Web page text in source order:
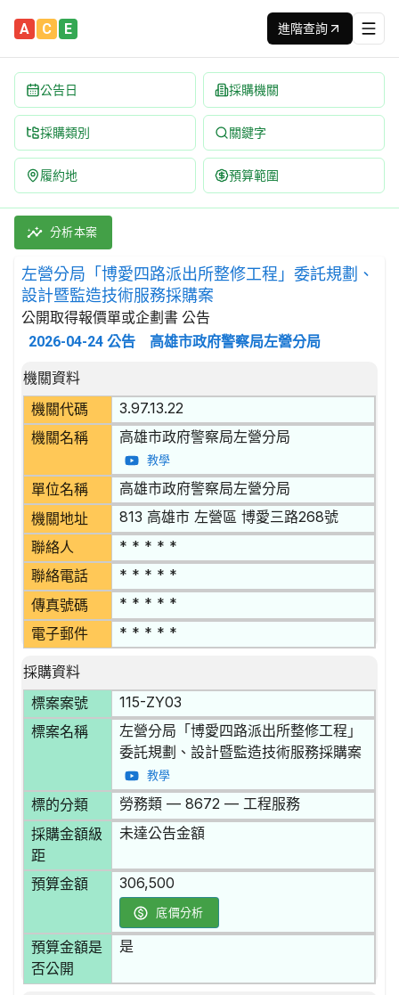
A C E 進階查詢
公告日 採購機關
採購類別 關鍵字
履約地 預算範圍
左營分局「博愛四路派出所整修工程」委託規劃、設計暨監
採購類別：勞務類 工程服務 | 招標方式：公開取得報價單
分析本案
左營分局「博愛四路派出所整修工程」委託規劃、
設計暨監造技術服務採購案
公開取得報價單或企劃書 公告
2026-04-24 公告 高雄市政府警察局左營分局
招標公告詳細內容
機關資料
機關代碼
3.97.13.22
機關名稱 高雄市政府警察局左營分局
教學
單位名稱 高雄市政府警察局左營分局
機關地址 813 高雄市 左營區 博愛三路268號
聯絡人 * * * * *
聯絡電話 * * * * *
傳真號碼 * * * * *
電子郵件 * * * * *
採購資料
標案案號
115-ZY03
標案名稱
左營分局「博愛四路派出所整修工程」
委託規劃、設計暨監造技術服務採購案
教學
標的分類 勞務類 — 8672 — 工程服務
採購金額級
距
未達公告金額
預算金額 306,500
底價分析
預算金額是
否公開
是